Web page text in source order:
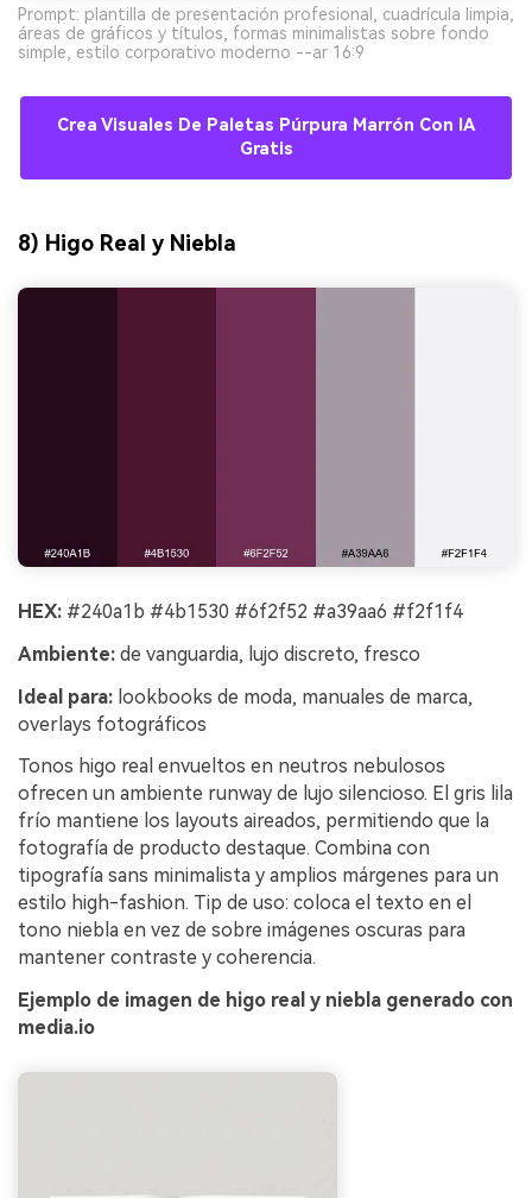
Prompt: plantilla de presentación profesional, cuadrícula limpia,
áreas de gráficos y títulos, formas minimalistas sobre fondo
simple, estilo corporativo moderno --ar 16:9
Crea Visuales De Paletas Púrpura Marrón Con IA
Gratis
8) Higo Real y Niebla
HEX: #240a1b #4b1530 #6f2f52 #a39aa6 #f2f1f4
Ambiente: de vanguardia, lujo discreto, fresco
Ideal para: lookbooks de moda, manuales de marca,
overlays fotográficos
Tonos higo real envueltos en neutros nebulosos
ofrecen un ambiente runway de lujo silencioso. El gris lila
frío mantiene los layouts aireados, permitiendo que la
fotografía de producto destaque. Combina con
tipografía sans minimalista y amplios márgenes para un
estilo high-fashion. Tip de uso: coloca el texto en el
tono niebla en vez de sobre imágenes oscuras para
mantener contraste y coherencia.
Ejemplo de imagen de higo real y niebla generado con
media.io